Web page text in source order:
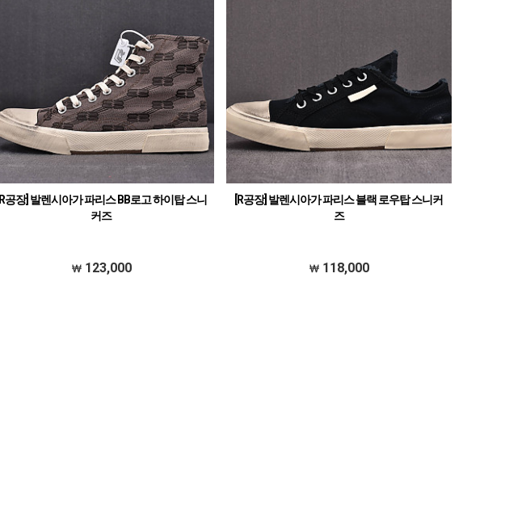
[R공장] 발렌시아가 파리스 BB로고 하이탑 스니
커즈
123,000
[R공장] 발렌시아가 파리스 블랙 로우탑 스니커
즈
118,000